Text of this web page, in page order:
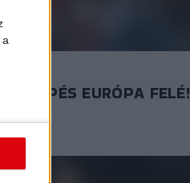
LÉPÉS EURÓPA FELÉ!